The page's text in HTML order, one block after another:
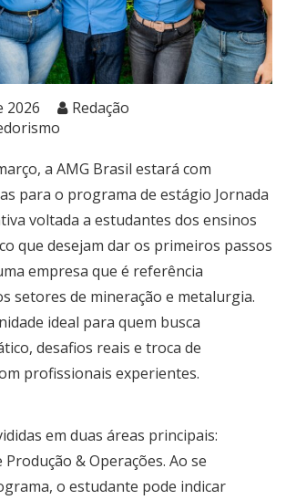
2026
Redação
a AMG Brasil estará com
para o programa de estágio Jornada
voltada a estudantes dos ensinos
que desejam dar os primeiros passos
empresa que é referência
setores de mineração e metalurgia.
ideal para quem busca
desafios reais e troca de
profissionais experientes.
em duas áreas principais:
& Operações. Ao se
o estudante pode indicar